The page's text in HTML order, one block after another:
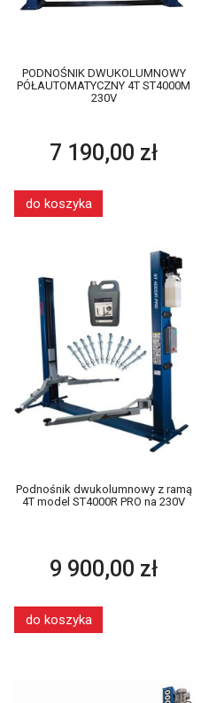
PODNOŚNIK DWUKOLUMNOWY
PÓŁAUTOMATYCZNY 4T ST4000M
230V
7 190,00 zł
do koszyka
Podnośnik dwukolumnowy z ramą
4T model ST4000R PRO na 230V
9 900,00 zł
do koszyka